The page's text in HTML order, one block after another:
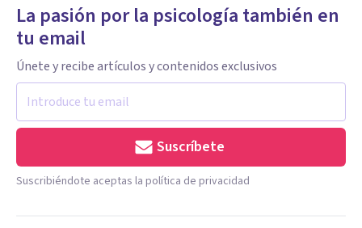
La pasión por la psicología también en
tu email
Únete y recibe artículos y contenidos exclusivos
Suscríbete
Suscribiéndote aceptas la política de privacidad